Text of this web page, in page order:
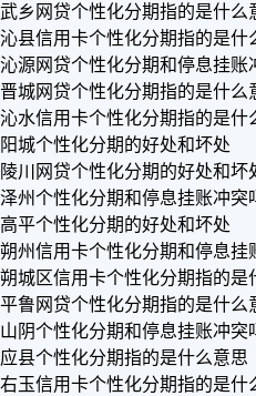
武乡网贷个性化分期指的是什么
沁县信用卡个性化分期指的是什
沁源网贷个性化分期和停息挂账
晋城网贷个性化分期指的是什么
沁水信用卡个性化分期指的是什
阳城个性化分期的好处和坏处
陵川网贷个性化分期的好处和坏
泽州个性化分期和停息挂账冲突
高平个性化分期的好处和坏处
朔州信用卡个性化分期和停息挂
朔城区信用卡个性化分期指的是
平鲁网贷个性化分期指的是什么
山阴个性化分期和停息挂账冲突
应县个性化分期指的是什么意思
右玉信用卡个性化分期指的是什